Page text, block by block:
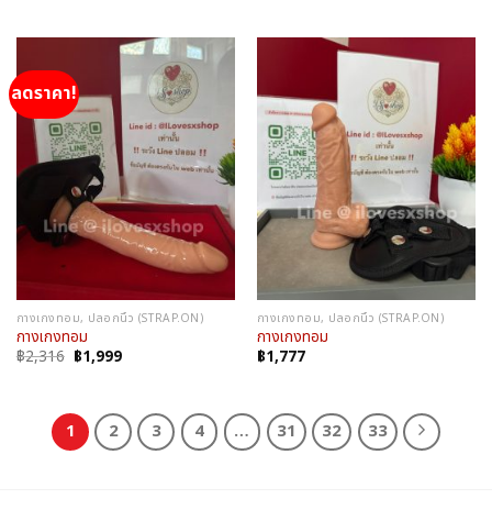
ลดราคา!
กางเกงทอม, ปลอกนิ้ว (STRAP.ON)
กางเกงทอม
฿2,316 Original
price
฿1,999Current
กางเกงทอม, ปลอกนิ้ว (STRAP.ON)
กางเกงทอม
฿1,777
1 2 3 4 … 31 32 33